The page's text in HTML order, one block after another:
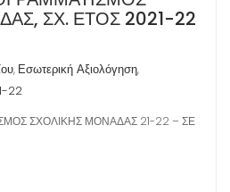
ΣΧ. ΕΤΟΣ 2021-22
, Εσωτερική Αξιολόγηση,
22
ΣΧΟΛΙΚΗΣ ΜΟΝΑΔΑΣ 21-22 – ΣΕ